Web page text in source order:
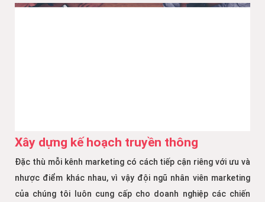
Xây dựng kế hoạch truyền thông
Đặc thù mỗi kênh marketing có cách tiếp cận riêng với ưu và
nhược điểm khác nhau, vì vậy đội ngũ nhân viên marketing
của chúng tôi luôn cung cấp cho doanh nghiệp các chiến